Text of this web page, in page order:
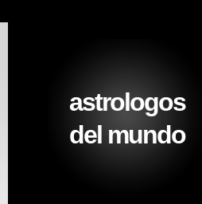
astrologos
del mundo